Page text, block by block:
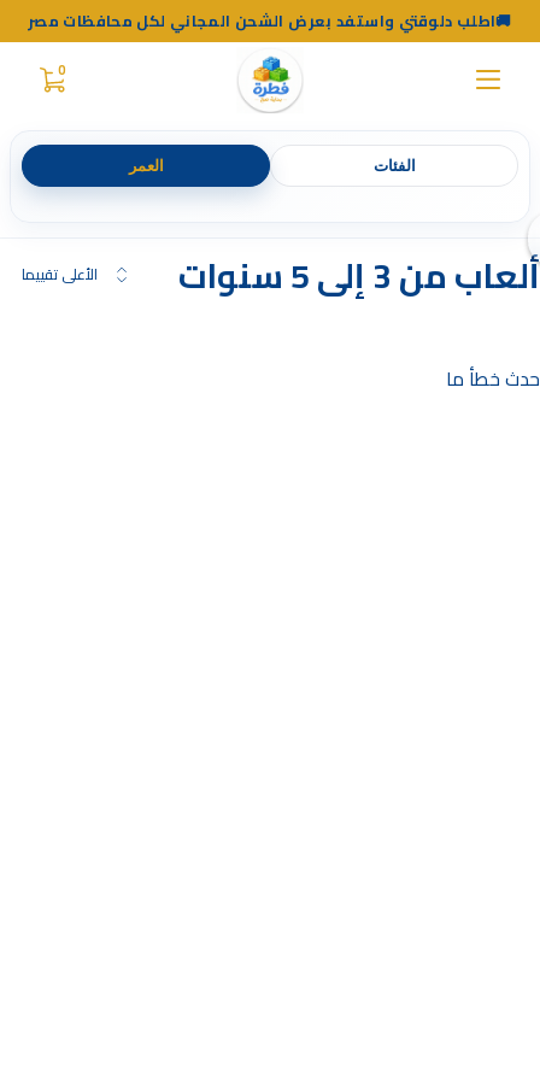
اطلب دلوقتي واستفد بعرض الشحن المجاني لكل محافظات مصر🚚
0
الفئات العمر
ألعاب من 3 إلى 5 سنوات الأعلى تقييما
حدث خطأ ما